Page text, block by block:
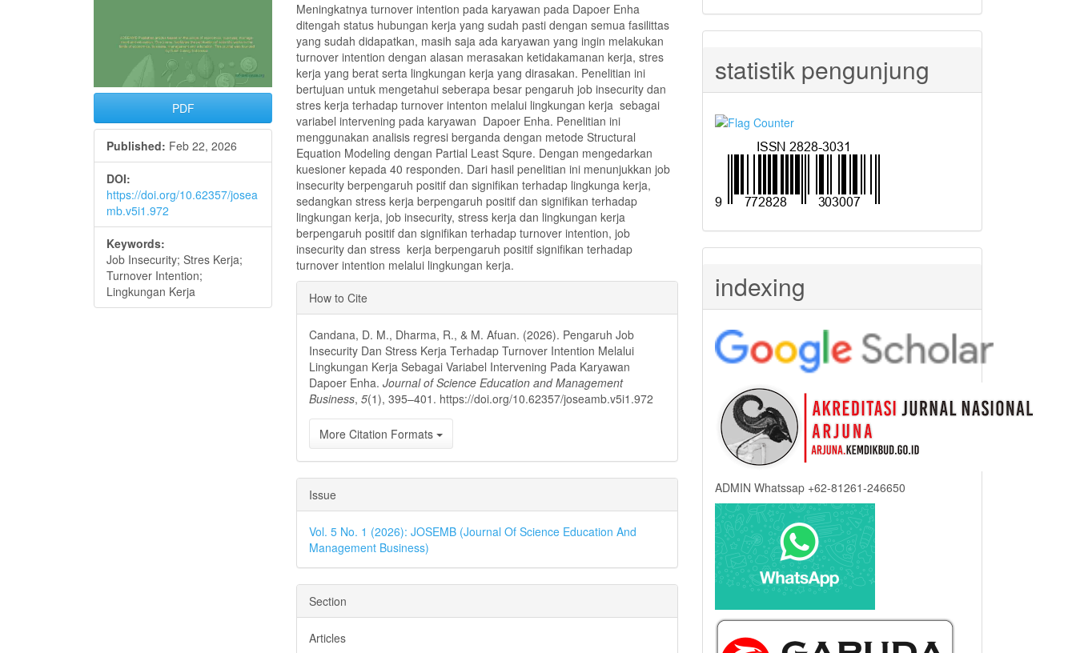
PDF
Published: Feb 22, 2026
DOI:
https://doi.org/10.62357/josea
mb.v5i1.972
Keywords:
Job Insecurity; Stres Kerja;
Turnover Intention;
Lingkungan Kerja
Meningkatnya turnover intention pada karyawan pada Dapoer Enha
ditengah status hubungan kerja yang sudah pasti dengan semua fasilittas
yang sudah didapatkan, masih saja ada karyawan yang ingin melakukan
turnover intention dengan alasan merasakan ketidakamanan kerja, stres
kerja yang berat serta lingkungan kerja yang dirasakan. Penelitian ini
bertujuan untuk mengetahui seberapa besar pengaruh job insecurity dan
stres kerja terhadap turnover intenton melalui lingkungan kerja sebagai
variabel intervening pada karyawan Dapoer Enha. Penelitian ini
menggunakan analisis regresi berganda dengan metode Structural
Equation Modeling dengan Partial Least Squre. Dengan mengedarkan
kuesioner kepada 40 responden. Dari hasil penelitian ini menunjukkan job
insecurity berpengaruh positif dan signifikan terhadap lingkunga kerja,
sedangkan stress kerja berpengaruh positif dan signifikan terhadap
lingkungan kerja, job insecurity, stress kerja dan lingkungan kerja
berpengaruh positif dan signifikan terhadap turnover intention, job
insecurity dan stress kerja berpengaruh positif signifikan terhadap
turnover intention melalui lingkungan kerja.
Article
Details
How to Cite
Candana, D. M., Dharma, R., & M. Afuan. (2026). Pengaruh Job
Insecurity Dan Stress Kerja Terhadap Turnover Intention Melalui
Lingkungan Kerja Sebagai Variabel Intervening Pada Karyawan
Dapoer Enha.Journal of Science Education and Management
Business,5(1), 395–401. https://doi.org/10.62357/joseamb.v5i1.972
More Citation Formats
Issue
Vol. 5 No. 1 (2026): JOSEMB (Journal Of Science Education And
Management Business)
Section
Articles
statistik pengunjung
indexing
ADMIN Whatssap +62-81261-246650